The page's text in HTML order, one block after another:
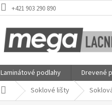
+421 903 290 890
Laminátové podlahy Drevené
DomovSoklové lišty